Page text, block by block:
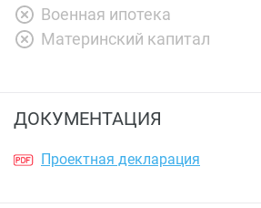
Военная ипотека
Материнский капитал
ДОКУМЕНТАЦИЯ
Проектная декларация